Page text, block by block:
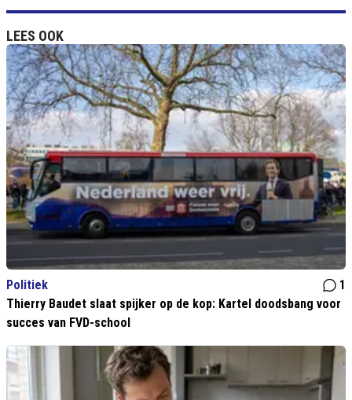
LEES OOK
Politiek
1
Thierry Baudet slaat spijker op de kop: Kartel doodsbang voor
succes van FVD-school